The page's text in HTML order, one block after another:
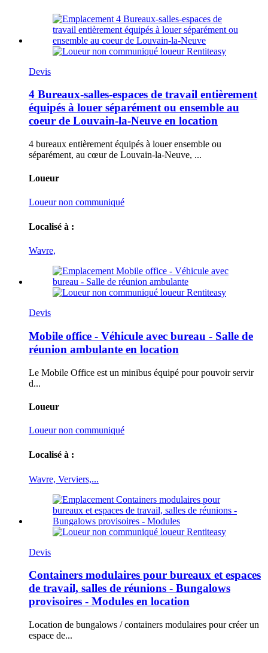
Devis
4 Bureaux-salles-espaces de travail entièrement
équipés à louer séparément ou ensemble au
coeur de Louvain-la-Neuve en location
4 bureaux entièrement équipés à louer ensemble ou
séparément, au cœur de Louvain-la-Neuve, ...
Loueur
Loueur non communiqué
Localisé à :
Wavre,
Devis
Mobile office - Véhicule avec bureau - Salle de
réunion ambulante en location
Le Mobile Office est un minibus équipé pour pouvoir servir
d...
Loueur
Loueur non communiqué
Localisé à :
Wavre, Verviers,...
Devis
Containers modulaires pour bureaux et espaces
de travail, salles de réunions - Bungalows
provisoires - Modules en location
Location de bungalows / containers modulaires pour créer un
espace de...